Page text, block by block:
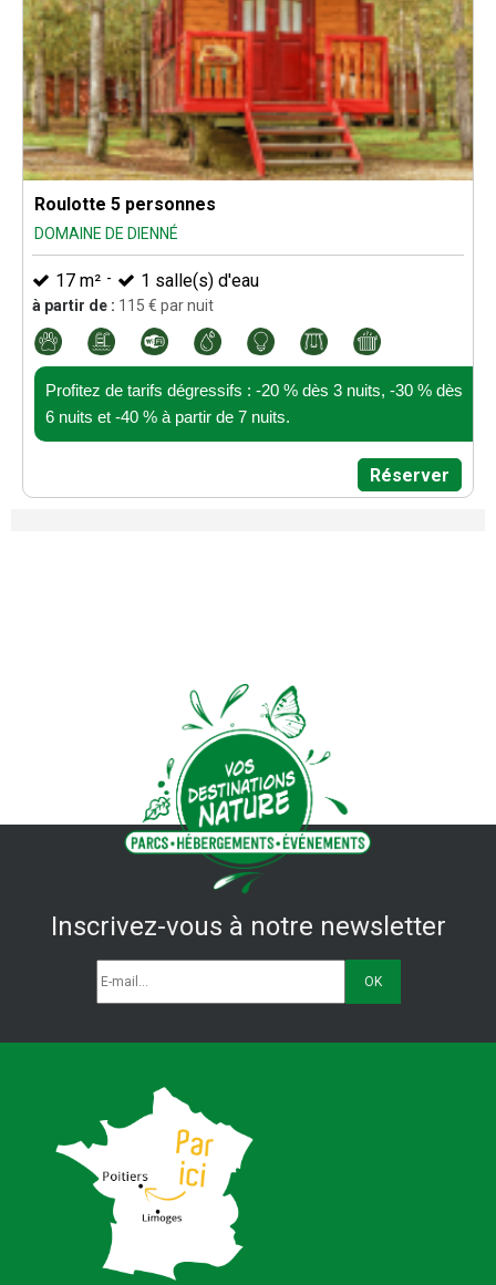
Roulotte 5 personnes
DOMAINE DE DIENNÉ
à partir de : 115 € par nuit
17 m² 1 salle(s) d'eau
Profitez de tarifs dégressifs : -20 % dès 3 nuits, -30 % dès
6 nuits et -40 % à partir de 7 nuits.
Réserver
Inscrivez-vous à notre newsletter